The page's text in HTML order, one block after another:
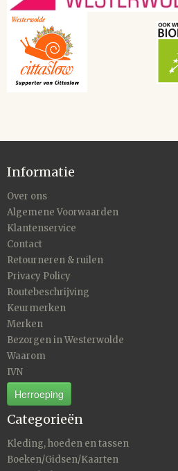
Informatie
Over ons
Algemene Voorwaarden
Klantenservice
Contact
Retourneren & ruilen
Privacy Policy
Routebeschrijving
Keurmerken
Merken
Bezorgen in Westerwolde
Waarom
IVN
Herroeping
Categorieën
Kleding, hoeden en tassen
Boeken/Gidsen/Kaarten